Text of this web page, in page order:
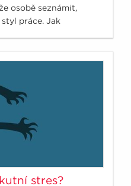
osobě seznámit,
práce. Jak
stres?